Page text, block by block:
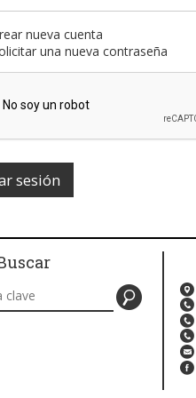
nueva cuenta
una nueva contraseña